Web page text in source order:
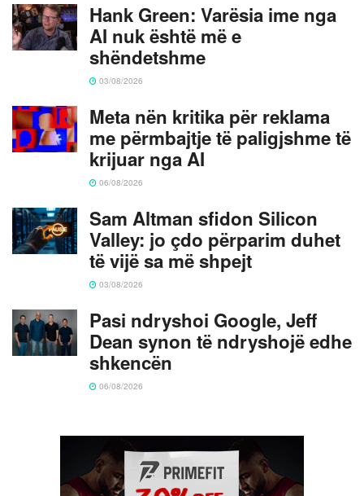
Hank Green: Varësia ime nga
AI nuk është më e
shëndetshme
03/08/2026
Meta nën kritika për reklama
me përmbajtje të paligjshme të
krijuar nga AI
06/08/2026
Sam Altman sfidon Silicon
Valley: jo çdo përparim duhet
të vijë sa më shpejt
03/08/2026
Pasi ndryshoi Google, Jeff
Dean synon të ndryshojë edhe
shkencën
06/08/2026